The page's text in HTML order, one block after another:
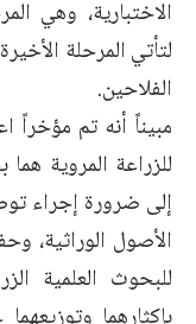
الاختبارية، وهي
لتأتي المرحلة
الفلاحين.
مبيناً أنه تم مؤخراً
إلى ضرورة إجراء
الأصول الوراثية،
للبحوث العلمية